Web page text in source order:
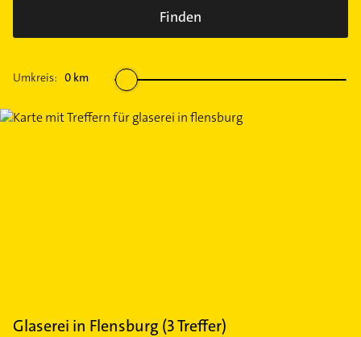
Finden
Umkreis: 0 km
Glaserei in Flensburg (3Treffer)